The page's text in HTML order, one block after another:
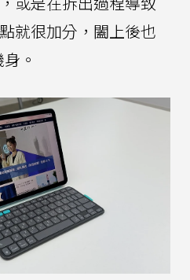
就很加分，闔上後也
。